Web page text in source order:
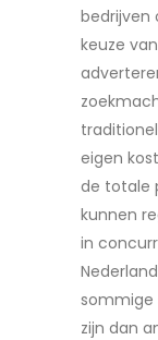
bedrijven
keuze
eigen
de totale
kunnen
in
sommige
zijn dan